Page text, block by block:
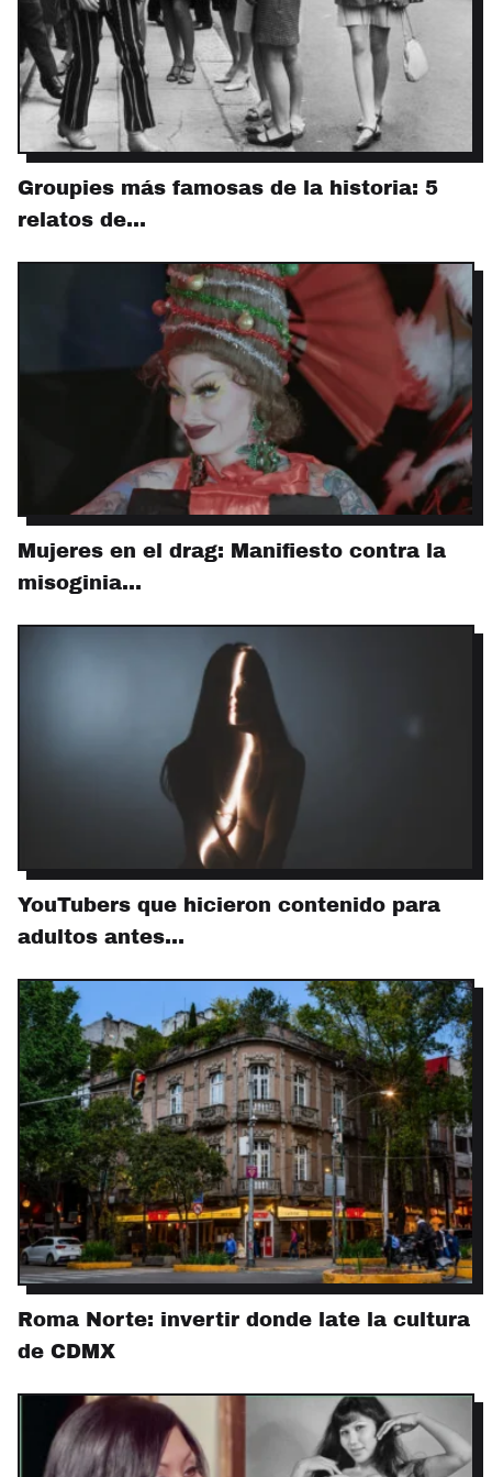
Groupies más famosas de la historia: 5
relatos de…
Mujeres en el drag: Manifiesto contra la
misoginia…
YouTubers que hicieron contenido para
adultos antes…
Roma Norte: invertir donde late la cultura
de CDMX